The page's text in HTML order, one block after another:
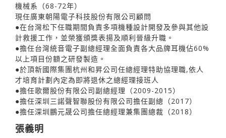
機械系（68-72年）
現任廣東朝陽電子科技股份有限公司顧問
●在台灣松下任職期間負責多項機種設計開發及參與其他設
計救援工作，並榮獲頒獎表揚及順利晉級升職。
●擔任台灣統音電子副總經理全面負責各大品牌耳機佔60%
以上項目份額之研發製造。
●於頂新國際集團杭州和昇公司任總經理特助協理職,依人
才培育計劃內定為即將退休之總經理接班人
●擔任歌爾股份有限公司副總經理（2009-2015）
●擔任深圳三諾聲智聯股份有限公司擔任副總（2017）
●擔任深圳鵬元晟公司擔任總經理兼集團總裁（2018）
張義明